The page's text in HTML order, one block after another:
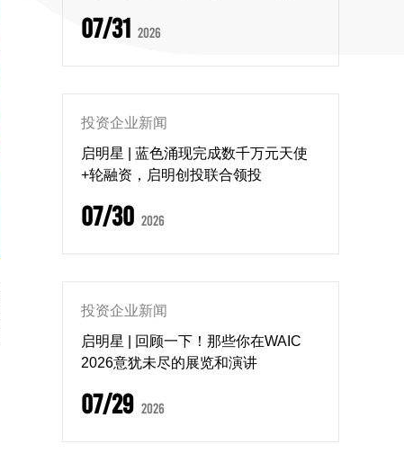
07/31 2026
投资企业新闻
启明星 | 蓝色涌现完成数千万元天使
+轮融资，启明创投联合领投
07/30 2026
投资企业新闻
启明星 | 回顾一下！那些你在WAIC
2026意犹未尽的展览和演讲
07/29 2026